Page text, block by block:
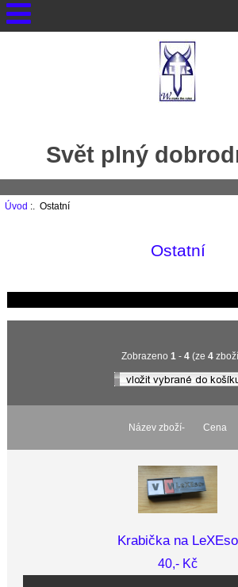
Svět plný
Úvod :. Ostatní
Ostatní
Zobrazeno 1 - 4 (ze 4
Název zboží- Cena
Krabička na LeXEso
40,- Kč